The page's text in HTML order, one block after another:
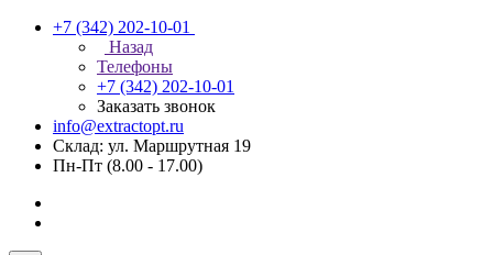
+7 (342) 202-10-01
Назад
Телефоны
+7 (342) 202-10-01
Заказать звонок
info@extractopt.ru
Склад: ул. Маршрутная 19
Пн-Пт (8.00 - 17.00)